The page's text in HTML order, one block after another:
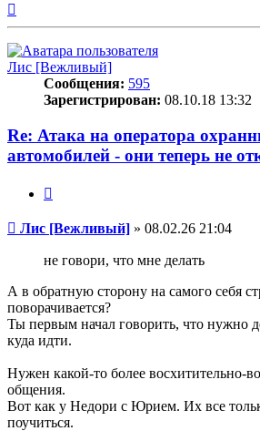
Лис [Вежливый]
Сообщения: 595
Зарегистрирован: 08.10.18 13:32
Re: Атака на оператора
автомобилей - они теперь не
Сообщение
Лис [Вежливый] » 08.02.26 21:04
не говори, что мне делать
А в обратную сторону на самого себя
поворачивается?
Ты первым начал говорить, что нужно
куда идти.
Нужен какой-то более восхитительно-
общения.
Вот как у Недори с Юрием. Их все
поучиться.